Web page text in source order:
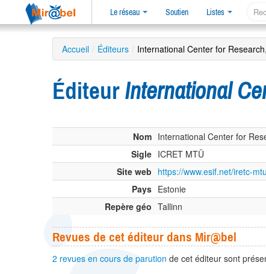
Le réseau Soutien Listes
Accueil / Éditeurs / International Center for
Éditeur International
Nom International Center for
Sigle ICRET MTÜ
Site web https://www.esif.net/iretc-mtu
Pays Estonie
Repère géo Tallinn
Revues de cet éditeur dans Mir@bel
2 revues en cours de parution de cet éditeur sont